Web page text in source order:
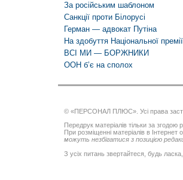
За російським шаблоном
Санкції проти Білорусі
Герман — адвокат Путіна
На здобуття Національної
ВСІ МИ — БОРЖНИКИ
ООН б’є на сполох
© «ПЕРСОНАЛ ПЛЮС». Усі права
Передрук матеріалів тільки за згодою
При розміщенні матеріалів в Інтернет
можуть незбігатися з позицією
З усіх питань звертайтеся, будь ласка,